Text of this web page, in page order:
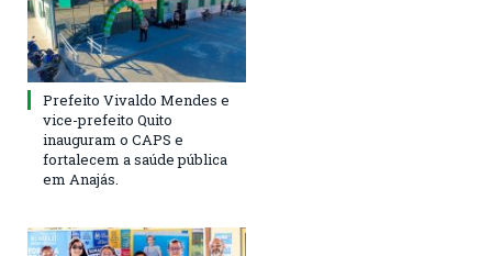
Prefeito Vivaldo Mendes e
vice-prefeito Quito
inauguram o CAPS e
fortalecem a saúde pública
em Anajás.